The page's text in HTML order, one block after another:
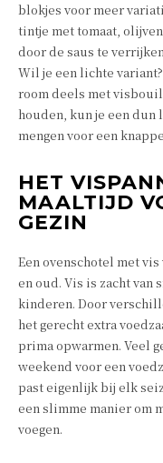
blokjes voor meer
tintje met tomaat,
door de saus te
Wil je een lichte
room deels met
houden, kun je een dun
mengen voor een
HET
MAALTIJD
GEZIN
Een ovenschotel met
en oud. Vis is zacht van
kinderen. Door
het gerecht extra
prima opwarmen. Veel
weekend voor een
past eigenlijk bij elk
een slimme manier om
voegen.